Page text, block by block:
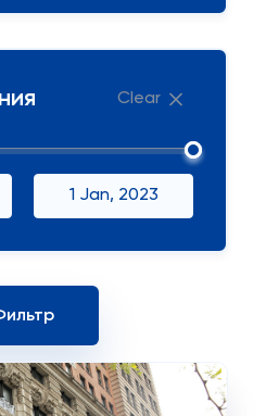
Clear
1 Jan, 2023